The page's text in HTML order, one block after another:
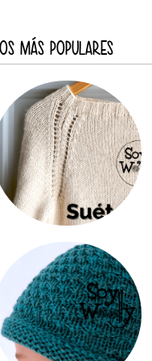
MÁS POPULARES